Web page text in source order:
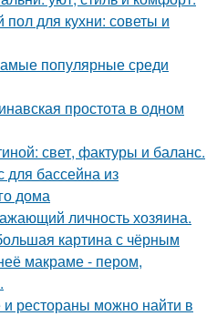
для кухни: советы и
популярные среди
простота в одном
свет, фактуры и баланс.
для бассейна из
дома
личность хозяина.
картина с чёрным
макраме - пером,
рестораны можно найти в